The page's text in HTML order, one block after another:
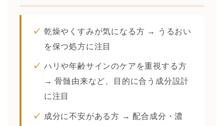
乾燥やくすみが気になる方 → うるおい
を保つ処方に注目
ハリや年齢サインのケアを重視する方
→ 骨髄由来など、目的に合う成分設計
に注目
成分に不安がある方 → 配合成分・濃